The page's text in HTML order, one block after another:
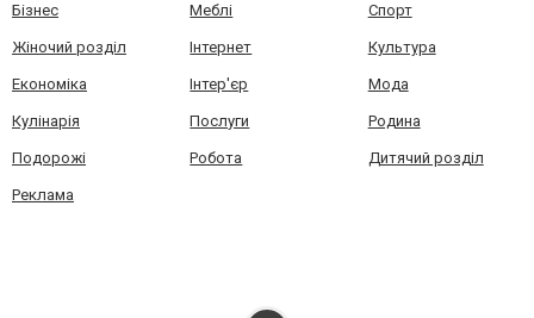
Бізнес Меблі Спорт
Жіночий розділ Інтернет Культура
Економіка Інтер'єр Мода
Кулінарія Послуги Родина
Подорожі Робота Дитячий розділ
Реклама